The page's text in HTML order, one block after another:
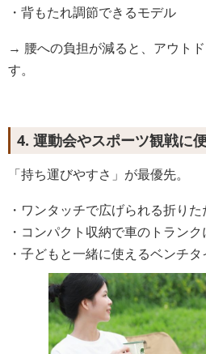
・背もたれ調節できるモデル
→ 腰への負担が減ると、アウト
す。
4. 運動会やスポーツ観戦に
「持ち運びやすさ」が最優先。
・ワンタッチで広げられる折り
・コンパクト収納で車のトラン
・子どもと一緒に使えるベンチ